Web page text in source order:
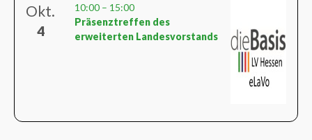
Okt.
4
10:00 – 15:00
Präsenztreffen des
erweiterten Landesvorstands